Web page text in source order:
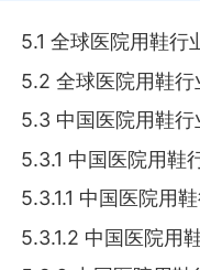
5.1 全球医院用鞋行
5.2 全球医院用鞋
5.3 中国医院用鞋
5.3.1 中国医院用鞋
5.3.1.1 中国医院用
5.3.1.2 中国医院用